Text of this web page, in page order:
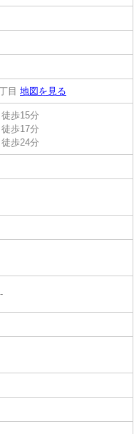
目 地図を見る
歩15分
歩17分
歩24分